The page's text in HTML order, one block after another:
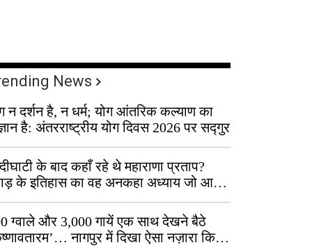
News
न दर्शन है, न धर्म; योग आंतरिक कल्याण का
है: अंतरराष्ट्रीय योग दिवस 2026 पर सद्गुर
के बाद कहाँ रहे थे महाराणा प्रताप?
के इतिहास का वह अनकहा अध्याय जो आज
में जीवित है
ग्वाले और 3,000 गायें एक साथ देखने बैठे
नागपुर में दिखा ऐसा नज़ारा कि